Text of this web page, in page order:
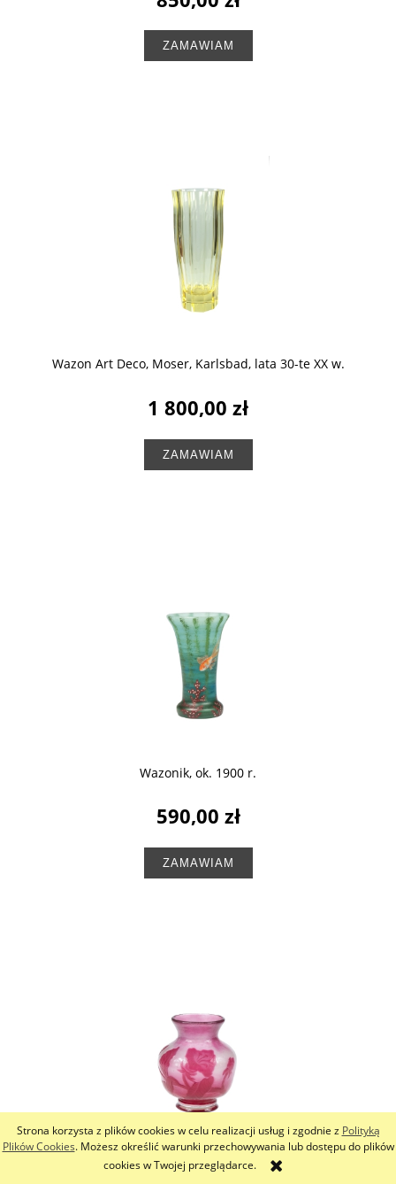
Strona korzysta z plików cookies w celu realizacji usług i zgodnie z Polityką
Plików Cookies. Możesz określić warunki przechowywania lub dostępu do plików
cookies w Twojej przeglądarce.
ZAMAWIAM
Wazon Art Deco, Moser, Karlsbad, lata 30-te XX w.
1 800,00 zł
ZAMAWIAM
Wazonik, ok. 1900 r.
590,00 zł
ZAMAWIAM